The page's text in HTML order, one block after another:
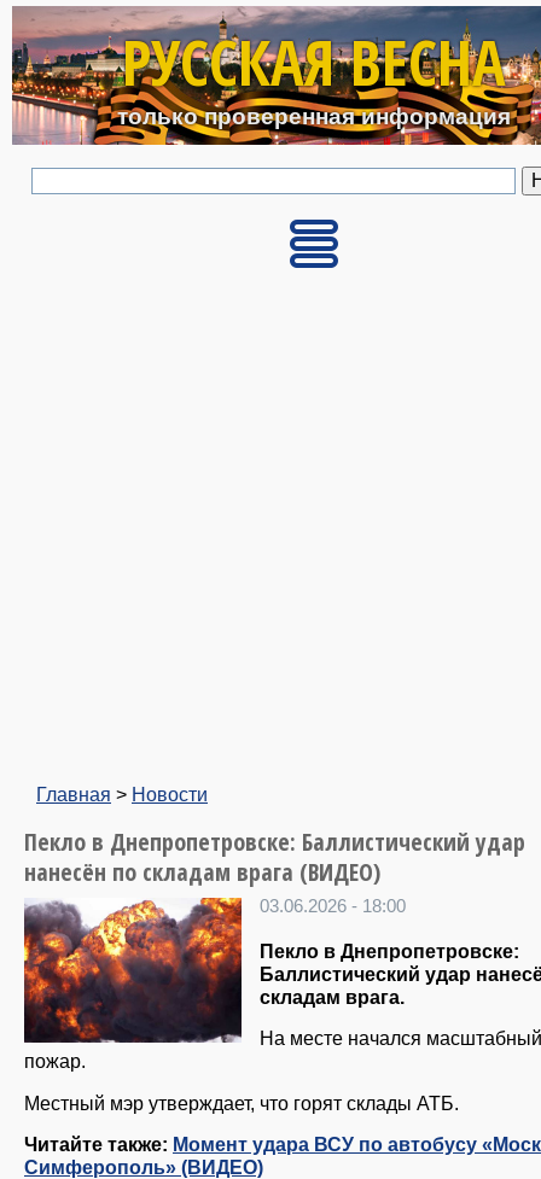
Перейти к основному
РУССКАЯ ВЕСНА
только проверенная информация
Главная > Новости
Пекло в Днепропетровске: Баллистический удар
нанесён по складам врага (ВИДЕО)
03.06.2026 - 18:00
Пекло в Днепропетровске:
Баллистический удар
складам врага.
На месте начался масштабный
пожар.
Местный мэр утверждает, что горят склады АТБ.
Читайте также: Момент удара ВСУ по автобусу
Симферополь» (ВИДЕО)